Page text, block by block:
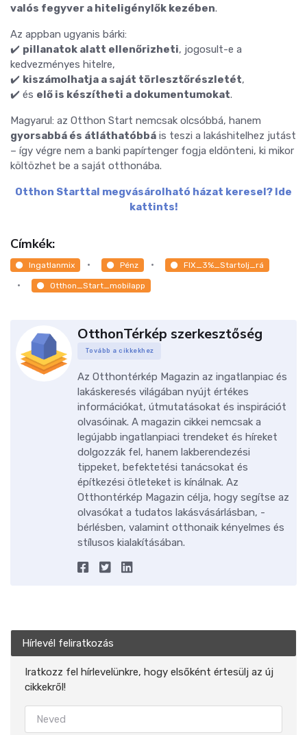
valós fegyver a hiteligénylők kezében.
Az appban ugyanis bárki:
✔️ pillanatok alatt ellenőrizheti, jogosult-e a
kedvezményes hitelre,
✔️ kiszámolhatja a saját törlesztőrészletét,
✔️ és elő is készítheti a dokumentumokat.
Magyarul: az Otthon Start nemcsak olcsóbbá, hanem
gyorsabbá és átláthatóbbá is teszi a lakáshitelhez jutást
– így végre nem a banki papírtenger fogja eldönteni, ki mikor
költözhet be a saját otthonába.
Otthon Starttal megvásárolható házat keresel? Ide
kattints!
Címkék:
Ingatlanmix Pénz FIX_3%_Startolj_rá
Otthon_Start_mobilapp
OtthonTérkép szerkesztőség
Tovább a cikkekhez
Az Otthontérkép Magazin az ingatlanpiac és
lakáskeresés világában nyújt értékes
információkat, útmutatásokat és inspirációt
olvasóinak. A magazin cikkei nemcsak a
legújabb ingatlanpiaci trendeket és híreket
dolgozzák fel, hanem lakberendezési
tippeket, befektetési tanácsokat és
építkezési ötleteket is kínálnak. Az
Otthontérkép Magazin célja, hogy segítse az
olvasókat a tudatos lakásvásárlásban, -
bérlésben, valamint otthonaik kényelmes és
stílusos kialakításában.
Hírlevél feliratkozás
Iratkozz fel hírlevelünkre, hogy elsőként értesülj az új
cikkekről!